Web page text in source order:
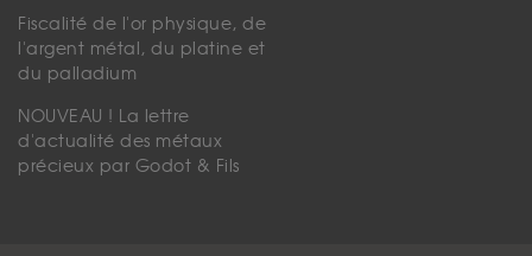
Fiscalité de l'or physique, de
l'argent métal, du platine et
du palladium
NOUVEAU ! La lettre
d'actualité des métaux
précieux par Godot & Fils